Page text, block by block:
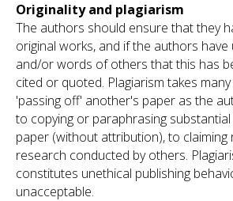
Originality and plagiarism
The authors should ensure that they
original works, and if the authors
and/or words of others that this has
cited or quoted. Plagiarism takes
'passing off' another's paper as the
to copying or paraphrasing
paper (without attribution), to claiming
research conducted by others.
constitutes unethical publishing
unacceptable.